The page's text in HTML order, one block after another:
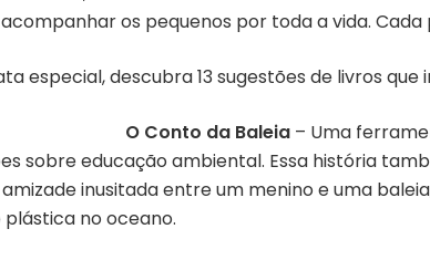
os pequenos por toda a vida.
especial, descubra 13 sugestões de livros
O Conto da Baleia – Uma
sobre educação ambiental. Essa história
inusitada entre um menino e uma
plástica no oceano.